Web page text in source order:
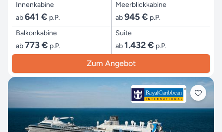
Innenkabine
ab641 € p.P.
Meerblickkabine
ab945 € p.P.
Balkonkabine
ab773 € p.P.
Suite
ab1.432 € p.P.
Zum Angebot